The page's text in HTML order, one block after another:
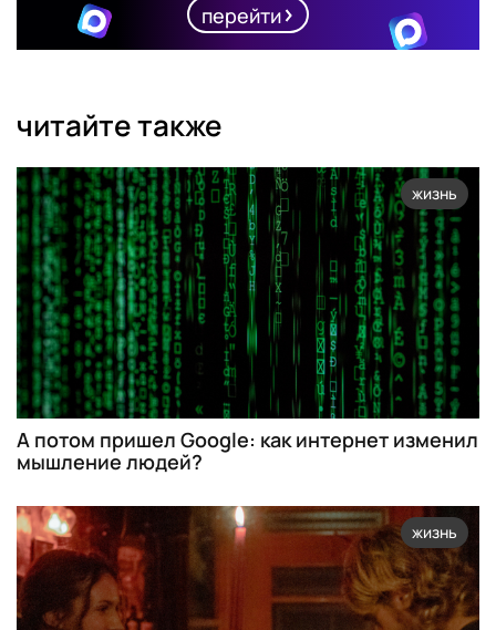
перейти
читайте также
жизнь
А потом пришел Google: как интернет изменил
мышление людей?
жизнь